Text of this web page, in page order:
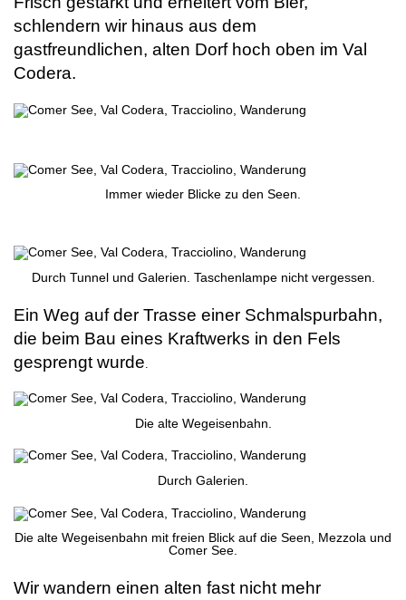
schlendern wir hinaus aus dem
gastfreundlichen, alten Dorf hoch oben im Val
Codera.
Immer wieder Blicke zu den Seen.
Durch Tunnel und Galerien. Taschenlampe nicht vergessen.
Ein Weg auf der Trasse einer Schmalspurbahn,
die beim Bau eines Kraftwerks in den Fels
gesprengt wurde
Die alte Wegeisenbahn.
Durch Galerien.
Die alte Wegeisenbahn mit freien Blick auf die Seen, Mezzola und
Comer See.
Wir wandern einen alten fast nicht mehr